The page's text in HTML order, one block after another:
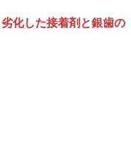
劣化した接着剤と銀歯の